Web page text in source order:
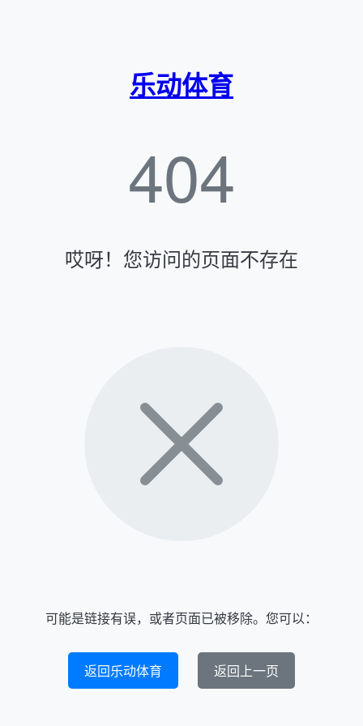
乐动体育
404
哎呀！您访问的页面不存在
可能是链接有误，或者页面已被移除。您可以：
返回乐动体育 返回上一页